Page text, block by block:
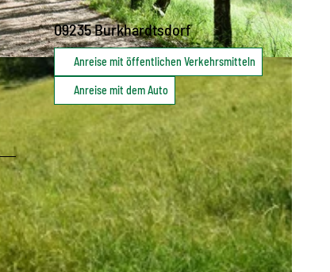
09235Burkhardtsdorf
Anreise mit öffentlichen Verkehrsmitteln
Anreise mit dem Auto